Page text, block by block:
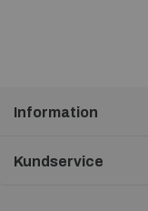
Information
Kundservice